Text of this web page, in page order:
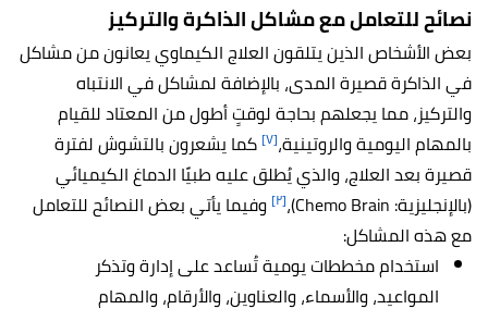
نصائح للتعامل مع مشاكل الذاكرة والتركيز
بعض الأشخاص الذين يتلقون العلاج الكيماوي يعانون من مشاكل
في الذاكرة قصيرة المدى، بالإضافة لمشاكل في الانتباه
والتركيز، مما يجعلهم بحاجة لوقتٍ أطول من المعتاد للقيام
بالمهام اليومية والروتينية،[٧]
كما يشعرون بالتشوش لفترة
قصيرة بعد العلاج، والذي يُطلق عليه طبيًا الدماغ الكيميائي
(بالإنجليزية: Chemo Brain)،
[٢]
وفيما يأتي بعض النصائح للتعامل
مع هذه المشاكل:
استخدام مخططات يومية تُساعد على إدارة وتذكر
المواعيد، والأسماء، والعناوين، والأرقام، والمهام